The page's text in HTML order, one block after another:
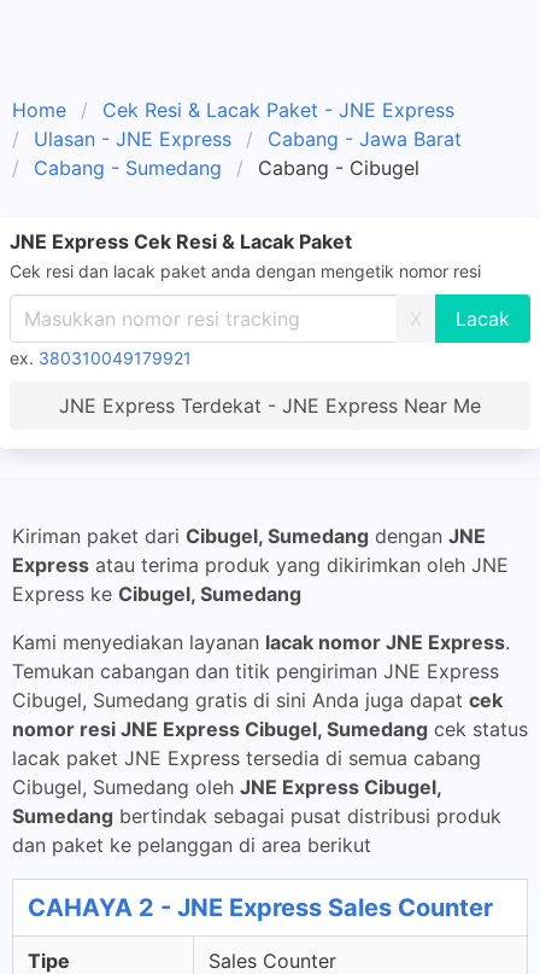
Home
Cek Resi & Lacak Paket - JNE Express
Ulasan - JNE Express
Cabang - Jawa Barat
Cabang - Sumedang
Cabang - Cibugel
JNE Express Cek Resi & Lacak Paket
Cek resi dan lacak paket anda dengan mengetik nomor resi
X
ex. 380310049179921
JNE Express Terdekat - JNE Express Near Me
Kiriman paket dari Cibugel, Sumedang dengan JNE
Express atau terima produk yang dikirimkan oleh JNE
Express ke Cibugel, Sumedang
Kami menyediakan layanan lacak nomor JNE Express.
Temukan cabangan dan titik pengiriman JNE Express
Cibugel, Sumedang gratis di sini Anda juga dapat cek
nomor resi JNE Express Cibugel, Sumedang cek status
lacak paket JNE Express tersedia di semua cabang
Cibugel, Sumedang oleh JNE Express Cibugel,
Sumedang bertindak sebagai pusat distribusi produk
dan paket ke pelanggan di area berikut
CAHAYA 2 - JNE Express Sales Counter
Tipe Sales Counter